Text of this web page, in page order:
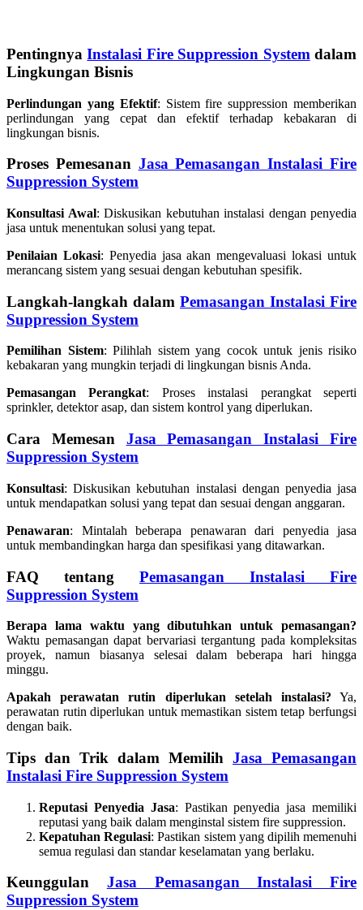
PentingnyaInstalasi Fire Suppression System dalam
Lingkungan Bisnis
Perlindungan yang Efektif: Sistem fire suppression memberikan
perlindungan yang cepat dan efektif terhadap kebakaran di
lingkungan bisnis.
Proses Pemesanan Jasa Pemasangan Instalasi Fire
Suppression System
Konsultasi Awal: Diskusikan kebutuhan instalasi dengan penyedia
jasa untuk menentukan solusi yang tepat.
Penilaian Lokasi: Penyedia jasa akan mengevaluasi lokasi untuk
merancang sistem yang sesuai dengan kebutuhan spesifik.
Langkah-langkah dalam Pemasangan Instalasi Fire
Suppression System
Pemilihan Sistem: Pilihlah sistem yang cocok untuk jenis risiko
kebakaran yang mungkin terjadi di lingkungan bisnis Anda.
Pemasangan Perangkat: Proses instalasi perangkat seperti
sprinkler, detektor asap, dan sistem kontrol yang diperlukan.
Cara Memesan Jasa Pemasangan Instalasi Fire
Suppression System
Konsultasi: Diskusikan kebutuhan instalasi dengan penyedia jasa
untuk mendapatkan solusi yang tepat dan sesuai dengan anggaran.
Penawaran: Mintalah beberapa penawaran dari penyedia jasa
untuk membandingkan harga dan spesifikasi yang ditawarkan.
FAQ tentang Pemasangan Instalasi Fire
Suppression System
Berapa lama waktu yang dibutuhkan untuk pemasangan?
Waktu pemasangan dapat bervariasi tergantung pada kompleksitas
proyek, namun biasanya selesai dalam beberapa hari hingga
minggu.
Apakah perawatan rutin diperlukan setelah instalasi? Ya,
perawatan rutin diperlukan untuk memastikan sistem tetap berfungsi
dengan baik.
Tips dan Trik dalam Memilih Jasa Pemasangan
Instalasi Fire Suppression System
Reputasi Penyedia Jasa: Pastikan penyedia jasa memiliki
reputasi yang baik dalam menginstal sistem fire suppression.
Kepatuhan Regulasi: Pastikan sistem yang dipilih memenuhi
semua regulasi dan standar keselamatan yang berlaku.
Keunggulan Jasa Pemasangan Instalasi Fire
Suppression System